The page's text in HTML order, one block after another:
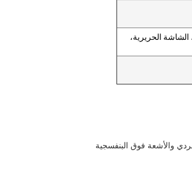
الحريرية،
والأشعة فوق البنفسجية